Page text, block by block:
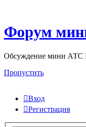
Форум
Обсуждение мини АТС
Пропустить
Вход
Регистрация